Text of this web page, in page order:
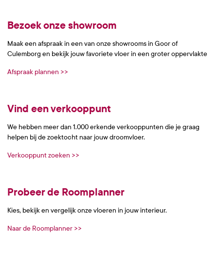
Bezoek onze showroom
Maak een afspraak in een van onze showrooms in Goor of
Culemborg en bekijk jouw favoriete vloer in een groter oppervlakte
Afspraak plannen >>
Vind een verkooppunt
We hebben meer dan 1.000 erkende verkooppunten die je graag
helpen bij de zoektocht naar jouw droomvloer.
Verkooppunt zoeken >>
Probeer de Roomplanner
Kies, bekijk en vergelijk onze vloeren in jouw interieur.
Naar de Roomplanner >>